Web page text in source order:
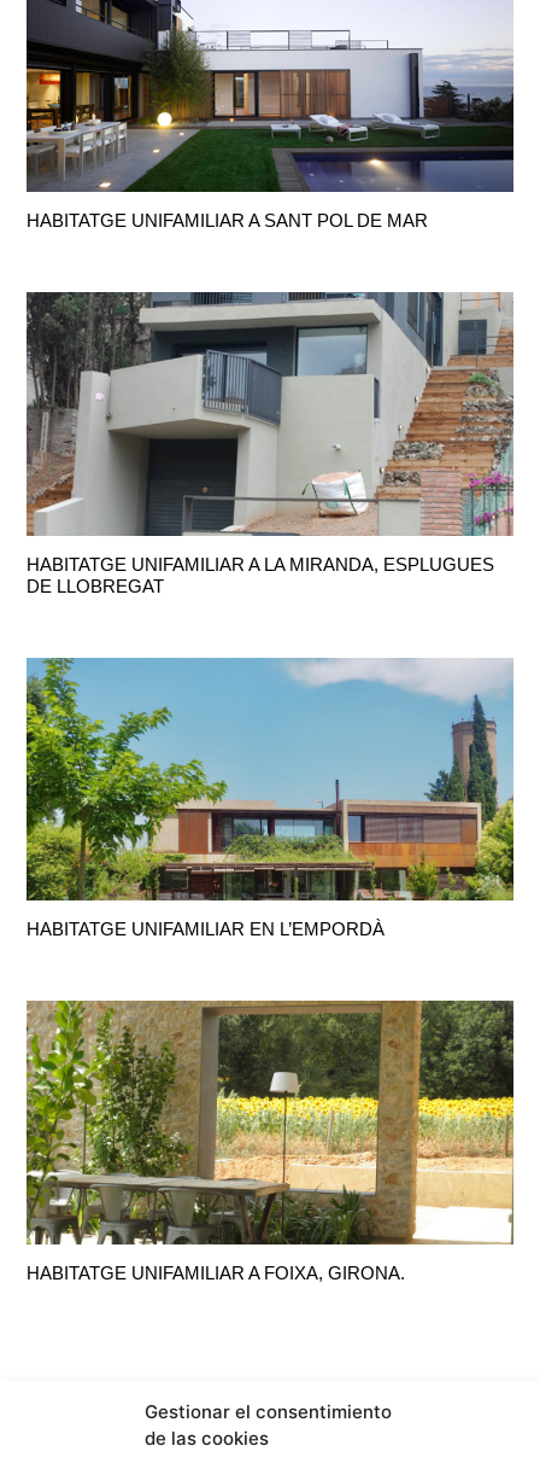
Gestionar el consentimiento
de las cookies
HABITATGE UNIFAMILIAR A SANT POL DE MAR
HABITATGE UNIFAMILIAR A LA MIRANDA, ESPLUGUES
DE LLOBREGAT
HABITATGE UNIFAMILIAR EN L’EMPORDÀ
HABITATGE UNIFAMILIAR A FOIXA, GIRONA.